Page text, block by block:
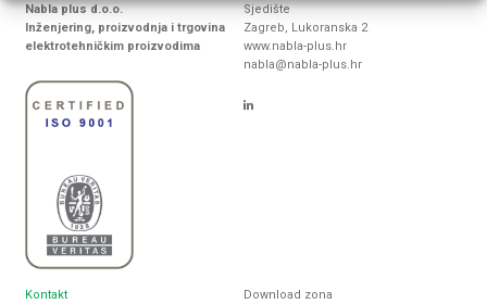
Nabla plus d.o.o.
Inženjering, proizvodnja i trgovina
elektrotehničkim proizvodima
Sjedište
Zagreb, Lukoranska 2
www.nabla-plus.hr
nabla@nabla-plus.hr
Kontakt
Download zona